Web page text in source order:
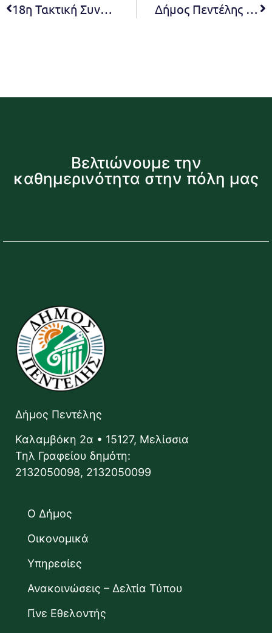
18η Τακτική Συνεδρίαση του Δημοτικού Συμβουλίου για το 2022 – 30.11.2022 – 19:00 (Live) Δήμος Πεντέλης και ΕΥΔΑΠ, δρομολογούν την κατασκευή αγωγών αποχέτευσης στην περιοχή Νταού Πεντέλης Δήμητρα Κεχαγιά: Λύνουμε προβλήματα δεκαετιών στην Πεντέλη που αφορούν την αποχέτευση
Βελτιώνουμε την
καθημερινότητα στην πόλη μας
Δήμος Πεντέλης
Καλαμβόκη 2α • 15127, Μελίσσια
Τηλ Γραφείου δημότη:
2132050098, 2132050099
Ο Δήμος
Οικονομικά
Υπηρεσίες
Ανακοινώσεις – Δελτία Τύπου
Γίνε Εθελοντής